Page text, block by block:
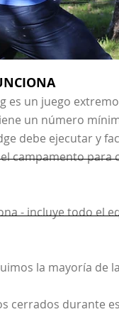
es un juego
un número
debe ejecutar y
campamento para
- incluye todo el
la mayoría de
cerrados durante